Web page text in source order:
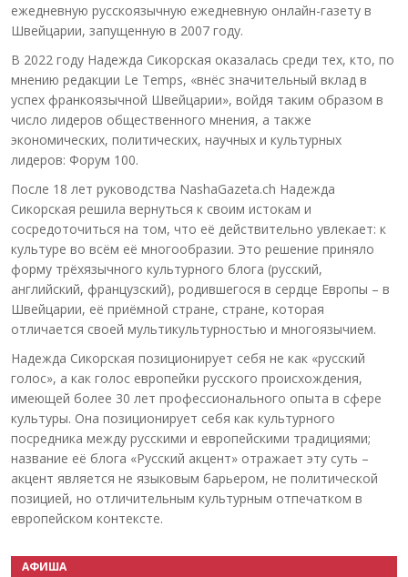
ежедневную русскоязычную ежедневную онлайн-газету в
Швейцарии, запущенную в 2007 году.
В 2022 году Надежда Сикорская оказалась среди тех, кто, по
мнению редакции Le Temps, «внёс значительный вклад в
успех франкоязычной Швейцарии», войдя таким образом в
число лидеров общественного мнения, а также
экономических, политических, научных и культурных
лидеров: Форум 100.
После 18 лет руководства NashaGazeta.ch Надежда
Сикорская решила вернуться к своим истокам и
сосредоточиться на том, что её действительно увлекает: к
культуре во всём её многообразии. Это решение приняло
форму трёхязычного культурного блога (русский,
английский, французский), родившегося в сердце Европы – в
Швейцарии, её приёмной стране, стране, которая
отличается своей мультикультурностью и многоязычием.
Надежда Сикорская позиционирует себя не как «русский
голос», а как голос европейки русского происхождения,
имеющей более 30 лет профессионального опыта в сфере
культуры. Она позиционирует себя как культурного
посредника между русскими и европейскими традициями;
название её блога «Русский акцент» отражает эту суть –
акцент является не языковым барьером, не политической
позицией, но отличительным культурным отпечатком в
европейском контексте.
АФИША